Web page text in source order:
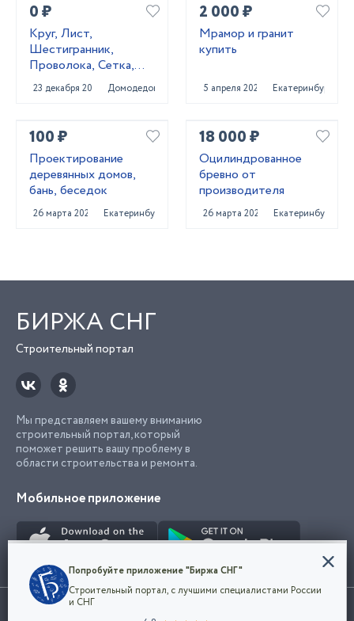
0 ₽
Круг, Лист,
Шестигранник,
Проволока, Сетка,
Квадрат 20Х13,
40Х13, 20Х23Н18,
14Х17Н2, 12
23 декабря 2020 Домодедово
2 000 ₽
Мрамор и гранит
купить
5 апреля 2022 Екатеринбург
100 ₽
Проектирование
деревянных домов,
бань, беседок
26 марта 2022 Екатеринбург
18 000 ₽
Оцилиндрованное
бревно от
производителя
26 марта 2022 Екатеринбург
БИРЖА СНГ
Строительный портал
Мы представляем вашему вниманию
строительный портал, который
поможет решить вашу проблему в
области строительства и ремонта.
Мобильное приложение
Использование сайта, в том числе подача объявлений, означает
Конфиденциальность
Мы используем файлы cookie, чтобы сделать
наш сайт удобным для каждого
Попробуйте приложение "Биржа СНГ"
Строительный портал, с лучшими специалистами России
и СНГ